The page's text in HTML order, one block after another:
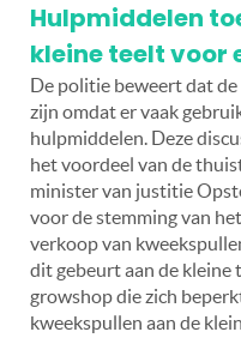
Hulpmiddelen
kleine teelt voor
De politie beweert dat
zijn omdat er vaak
hulpmiddelen. Deze
het voordeel van de
minister van justitie
voor de stemming van
verkoop van
dit gebeurt aan de kleine
growshop die zich
kweekspullen aan de